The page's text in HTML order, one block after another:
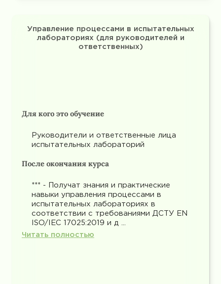
Управление процессами в испытательных
лабораториях (для руководителей и
ответственных)
Для кого это обучение
Руководители и ответственные лица
испытательных лабораторий
После окончания курса
*** - Получат знания и практические
навыки управления процессами в
испытательных лабораториях в
соответствии с требованиями ДСТУ EN
ISO/IEC 17025:2019 и д ...
Читать полностью